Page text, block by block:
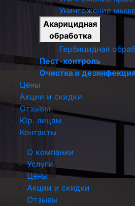
Уничтожение
Акарицидная
обработка
Гербицидная
Пест-контроль
Очистка и
Цены
Акции и скидки
Отзывы
Юр. лицам
Контакты
О компании
Услуги
Цены
Акции и скидки
Отзывы